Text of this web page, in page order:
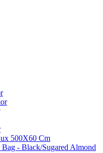
500X60 Cm
- Black/Sugared Almond